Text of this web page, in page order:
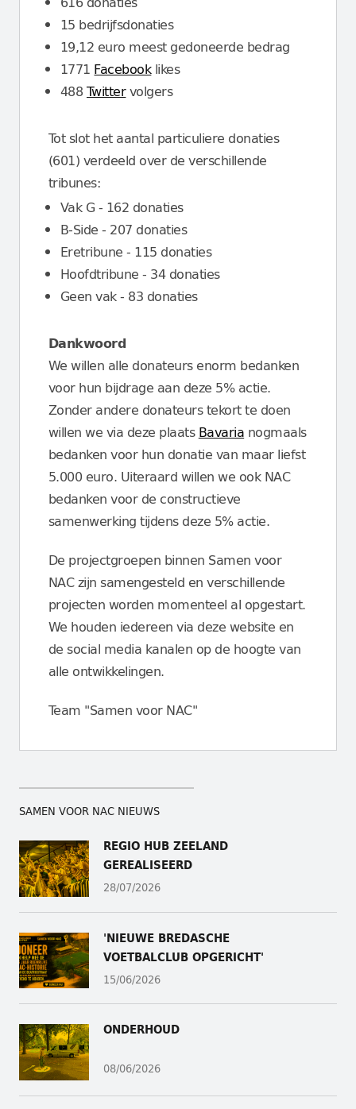
15 bedrijfsdonaties
19,12 euro meest gedoneerde bedrag
1771 Facebooklikes
488 Twittervolgers
Tot slot het aantal particuliere donaties
(601) verdeeld over de verschillende
tribunes:
Vak G - 162 donaties
B-Side - 207 donaties
Eretribune - 115 donaties
Hoofdtribune - 34 donaties
Geen vak - 83 donaties
Dankwoord
We willen alle donateurs enorm bedanken
voor hun bijdrage aan deze 5% actie.
Zonder andere donateurs tekort te doen
willen we via deze plaats Bavaria nogmaals
bedanken voor hun donatie van maar liefst
5.000 euro. Uiteraard willen we ook NAC
bedanken voor de constructieve
samenwerking tijdens deze 5% actie.
De projectgroepen binnen Samen voor
NAC zijn samengesteld en verschillende
projecten worden momenteel al opgestart.
We houden iedereen via deze website en
de social media kanalen op de hoogte van
alle ontwikkelingen.
Team "Samen voor NAC"
SAMEN VOOR NAC NIEUWS
REGIO HUB ZEELAND
GEREALISEERD
28/07/2026
'NIEUWE BREDASCHE
VOETBALCLUB OPGERICHT'
15/06/2026
ONDERHOUD
08/06/2026